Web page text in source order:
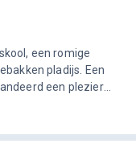
een romige
pladijs. Een
een plezier